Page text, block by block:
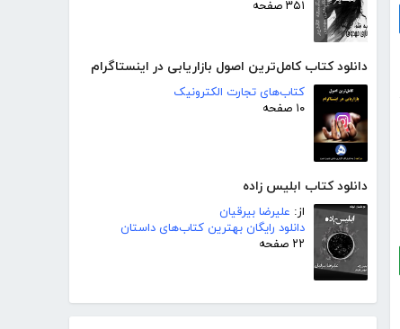
۳۵۱ صفحه
دانلود کتاب کامل‌ترین اصول بازاریابی در اینستاگرام
کتاب‌های تجارت الکترونیک
۱۰ صفحه
دانلود کتاب ابلیس زاده
از: علیرضا بیرقیان
دانلود رایگان بهترین کتاب‌های داستان
۲۲ صفحه